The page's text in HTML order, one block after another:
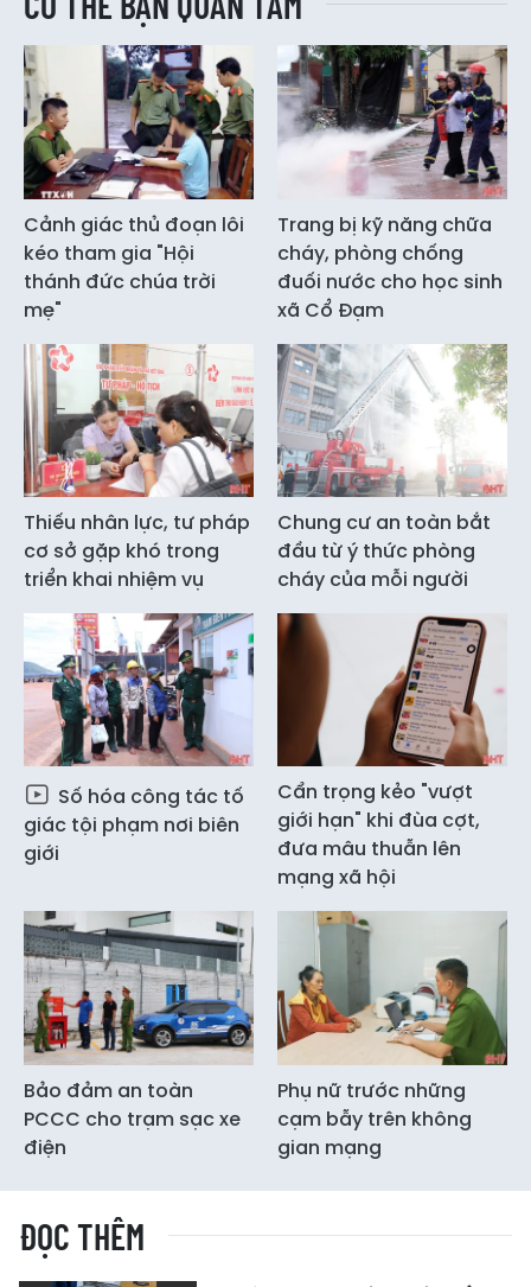
Cảnh giác thủ đoạn lôi
kéo tham gia "Hội
thánh đức chúa trời
mẹ"
Trang bị kỹ năng chữa
cháy, phòng chống
đuối nước cho học sinh
xã Cổ Đạm
Thiếu nhân lực, tư pháp
cơ sở gặp khó trong
triển khai nhiệm vụ
Chung cư an toàn bắt
đầu từ ý thức phòng
cháy của mỗi người
Số hóa công tác tố
giác tội phạm nơi biên
giới
Cẩn trọng kẻo "vượt
giới hạn" khi đùa cợt,
đưa mâu thuẫn lên
mạng xã hội
Bảo đảm an toàn
PCCC cho trạm sạc xe
điện
Phụ nữ trước những
cạm bẫy trên không
gian mạng
ĐỌC THÊM